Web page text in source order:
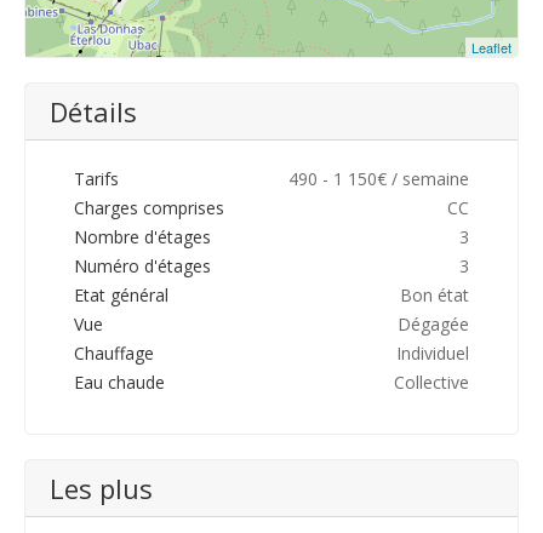
Leaflet
Détails
Tarifs
490 - 1 150€ / semaine
Charges comprises
CC
Nombre d'étages
3
Numéro d'étages
3
Etat général
Bon état
Vue
Dégagée
Chauffage
Individuel
Eau chaude
Collective
Les plus